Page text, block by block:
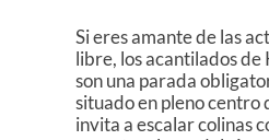
Si eres amante de las
libre, los acantilados de
son una parada
situado en pleno centro
invita a escalar colinas